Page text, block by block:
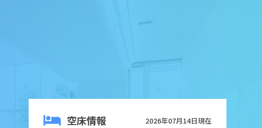
空床情報 2026年07月14日現在